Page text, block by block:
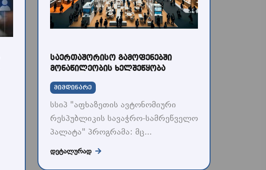
საერთაშორისო გამოფენებში
მონაწილეობის ხელშეწყობა
მიმდინარე
სსიპ "აფხაზეთის ავტონომიური
რესპუბლიკის სავაჭრო-სამრეწველო
პალატა" პროგრამა: მც...
ᲓᲔᲢᲐᲚᲣᲠᲐᲓ